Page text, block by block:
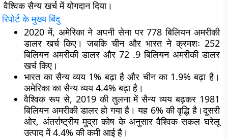
वैश्विक सैन्य खर्च में योगदान दिया।
रिपोर्ट के मुख्य बिंदु
2020 में, अमेरिका ने अपनी सेना पर 778 बिलियन अमरीकी
डालर खर्च किए। जबकि चीन और भारत ने क्रमशः 252
बिलियन अमरीकी डालर और 72 .9 बिलियन अमरीकी डालर
खर्च किए।
भारत का सैन्य व्यय 1% बढ़ा है और चीन का 1.9% बढ़ा है।
अमेरिका का सैन्य व्यय 4.4% बढ़ा है।
वैश्विक रूप से, 2019 की तुलना में सैन्य व्यय बढ़कर 1981
बिलियन अमरीकी डालर हो गया है। यह 6% की वृद्धि है।दूसरी
ओर, अंतर्राष्ट्रीय मुद्रा कोष के अनुसार वैश्विक सकल घरेलू
उत्पाद में 4.4% की कमी आई है।